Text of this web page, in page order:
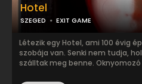
Hotel
SZEGED EXIT GAME
Létezik egy Hotel, ami 100 évig
szobája van. Senki nem tudja,
szálltak meg benne. Oknyomozó